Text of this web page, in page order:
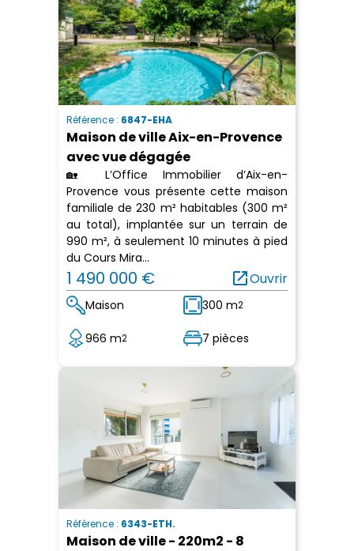
Référence : 6847-EHA
Maison de ville Aix-en-Provence
avec vue dégagée
🏡 L’Office Immobilier d’Aix-en-
Provence vous présente cette maison
familiale de 230 m² habitables (300 m²
au total), implantée sur un terrain de
990 m², à seulement 10 minutes à pied
du Cours Mira...
1 490 000 € open_in_newOuvrir
Maison 300 m2
966 m2 7 pièces
Référence : 6343-ETH.
Maison de ville - 220m2 - 8